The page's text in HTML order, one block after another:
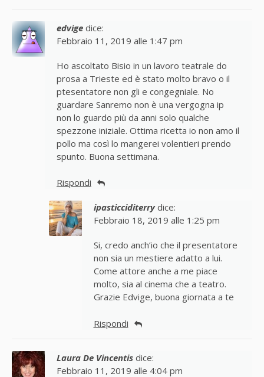
edvige dice:
Febbraio 11, 2019 alle 1:47 pm
Ho ascoltato Bisio in un lavoro teatrale do
prosa a Trieste ed è stato molto bravo o il
ptesentatore non gli e congegniale. No
guardare Sanremo non è una vergogna ip
non lo guardo più da anni solo qualche
spezzone iniziale. Ottima ricetta io non amo il
pollo ma così lo mangerei volentieri prendo
spunto. Buona settimana.
Rispondi
ipasticciditerry dice:
Febbraio 18, 2019 alle 1:25 pm
Si, credo anch’io che il presentatore
non sia un mestiere adatto a lui.
Come attore anche a me piace
molto, sia al cinema che a teatro.
Grazie Edvige, buona giornata a te
Rispondi
Laura De Vincentis dice:
Febbraio 11, 2019 alle 4:04 pm